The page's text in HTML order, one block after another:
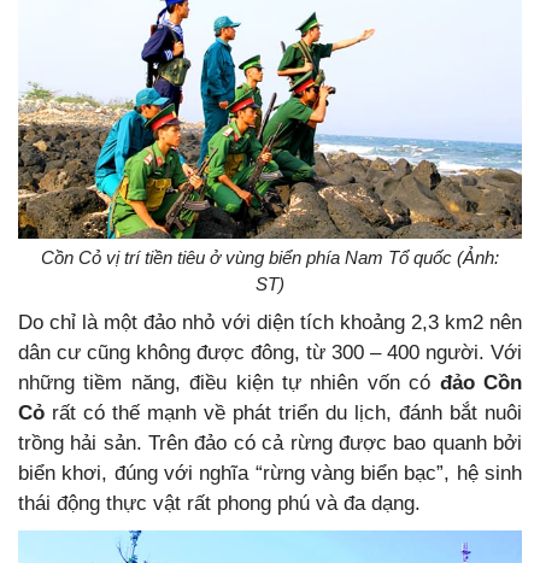
Cồn Cỏ vị trí tiền tiêu ở vùng biển phía Nam Tổ quốc (Ảnh:
ST)
Do chỉ là một đảo nhỏ với diện tích khoảng 2,3 km2 nên
dân cư cũng không được đông, từ 300 – 400 người. Với
những tiềm năng, điều kiện tự nhiên vốn có đảo Cồn
Cỏ rất có thế mạnh về phát triển du lịch, đánh bắt nuôi
trồng hải sản. Trên đảo có cả rừng được bao quanh bởi
biển khơi, đúng với nghĩa “rừng vàng biển bạc”, hệ sinh
thái động thực vật rất phong phú và đa dạng.